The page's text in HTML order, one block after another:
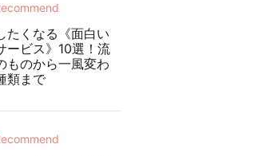
たくなる《面白い
ービス》10選！流
ものから一風変わ
類まで